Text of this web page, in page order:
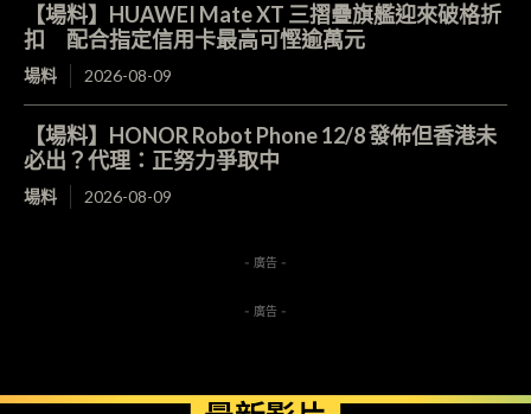
【場料】HUAWEI Mate XT 三摺疊旗艦迎來破格折
扣 配合指定信用卡最高可慳逾萬元
場料 2026-08-09
【場料】HONOR Robot Phone 12/8 發佈但香港未
必出？代理：正努力爭取中
場料 2026-08-09
- 廣告 -
- 廣告 -